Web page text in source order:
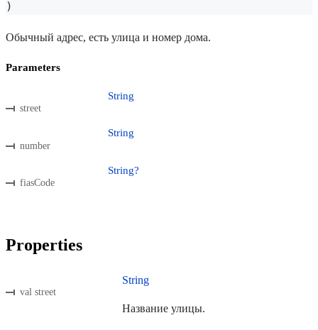
)
Обычный адрес, есть улица и номер дома.
Parameters
street
String
number
String
fiasCode
String?
Properties
val street
String
Название улицы.